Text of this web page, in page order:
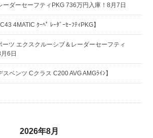
ーダーセーフティPKG 736万円入庫！8月7日
4MATIC ｸｰﾍﾟ ﾚｰﾀﾞｰｾｰﾌﾃｨPKG】
ーツ エクスクルーシブ＆レーダーセーフティ
6日
ベンツ Cクラス C200 AVG AMGﾗｲﾝ】
2026年8月